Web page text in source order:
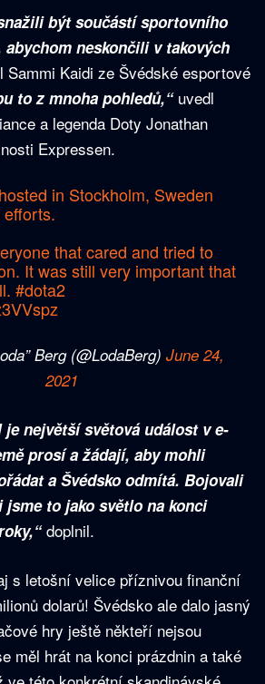
být součástí sportovního
neskončili v takových
Kaidi ze Švédské esportové
to z mnoha pohledů,“uvedl
a legenda Doty Jonathan
Expressen.
in Stockholm, Sweden
that cared and tried to
It was still very important that
#dota2
Berg (@LodaBerg) June 24,
2021
je největší světová událost v e-
prosí a žádají, aby mohli
a Švédsko odmítá. Bojovali
to jako světlo na konci
doplnil.
s letošní velice příznivou finanční
dolarů! Švédsko ale dalo jasný
hry ještě někteří nejsou
měl hrát na konci prázdnin a také